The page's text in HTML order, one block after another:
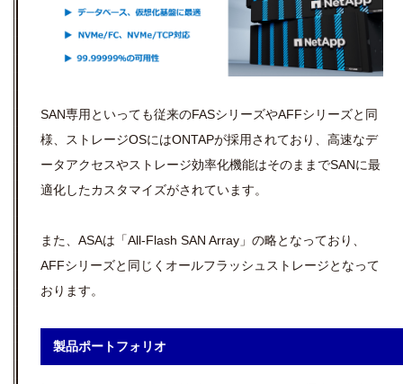
SAN専用といっても従来のFASシリーズやAFFシリーズと同
様、ストレージOSにはONTAPが採用されており、高速なデ
ータアクセスやストレージ効率化機能はそのままでSANに最
適化したカスタマイズがされています。
また、ASAは「All-Flash SAN Array」の略となっており、
AFFシリーズと同じくオールフラッシュストレージとなって
おります。
製品ポートフォリオ